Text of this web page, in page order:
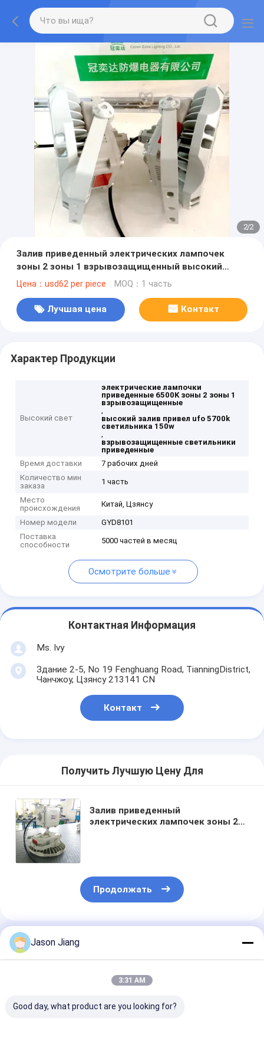
2/2
Залив приведенный электрических лампочек
зоны 2 зоны 1 взрывозащищенный высокий
привел светлый Ufo 150w 5700k 6500K
Цена：usd62 per piece MOQ：1 часть
Лучшая цена Контакт
Характер Продукции
Высокий свет
электрические лампочки
приведенные 6500K зоны 2 зоны 1
взрывозащищенные
,
высокий залив привел ufo 5700k
светильника 150w
,
взрывозащищенные светильники
приведенные
Время доставки
7 рабочих дней
Количество мин
заказа
1 часть
Место
происхождения
Китай, Цзянсу
Номер модели
GYD8101
Поставка
способности
5000 частей в месяц
Осмотрите больше
Контактная Информация
Ms. Ivy
Здание 2-5, No 19 Fenghuang Road, TianningDistrict,
Чанчжоу, Цзянсу 213141 CN
Контакт
Получить Лучшую Цену Для
Залив приведенный
электрических лампочек зоны 2
Продолжать
Порекомендованные Продукты
Jason Jiang
3:31 AM
Good day, what product are you looking for?